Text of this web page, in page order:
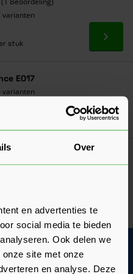
Over
en advertenties te
social media te bieden
Ook delen we
site met onze
en analyse. Deze
varianten
stuk Ga
E017
varianten
Ga
(1 Beoordeling)
stuk
SKS 2227
varianten